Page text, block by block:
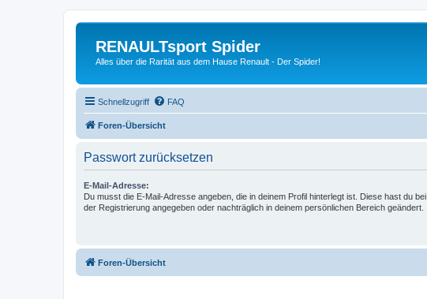
RENAULTsport Spider
Alles über die Rarität aus dem Hause Renault - Der Spider!
Schnellzugriff FAQ
Foren-Übersicht
Passwort zurücksetzen
E-Mail-Adresse:
Du musst die E-Mail-Adresse angeben, die in deinem Profil hinterlegt ist. Diese hast du bei
der Registrierung angegeben oder nachträglich in deinem persönlichen Bereich geändert.
Foren-Übersicht